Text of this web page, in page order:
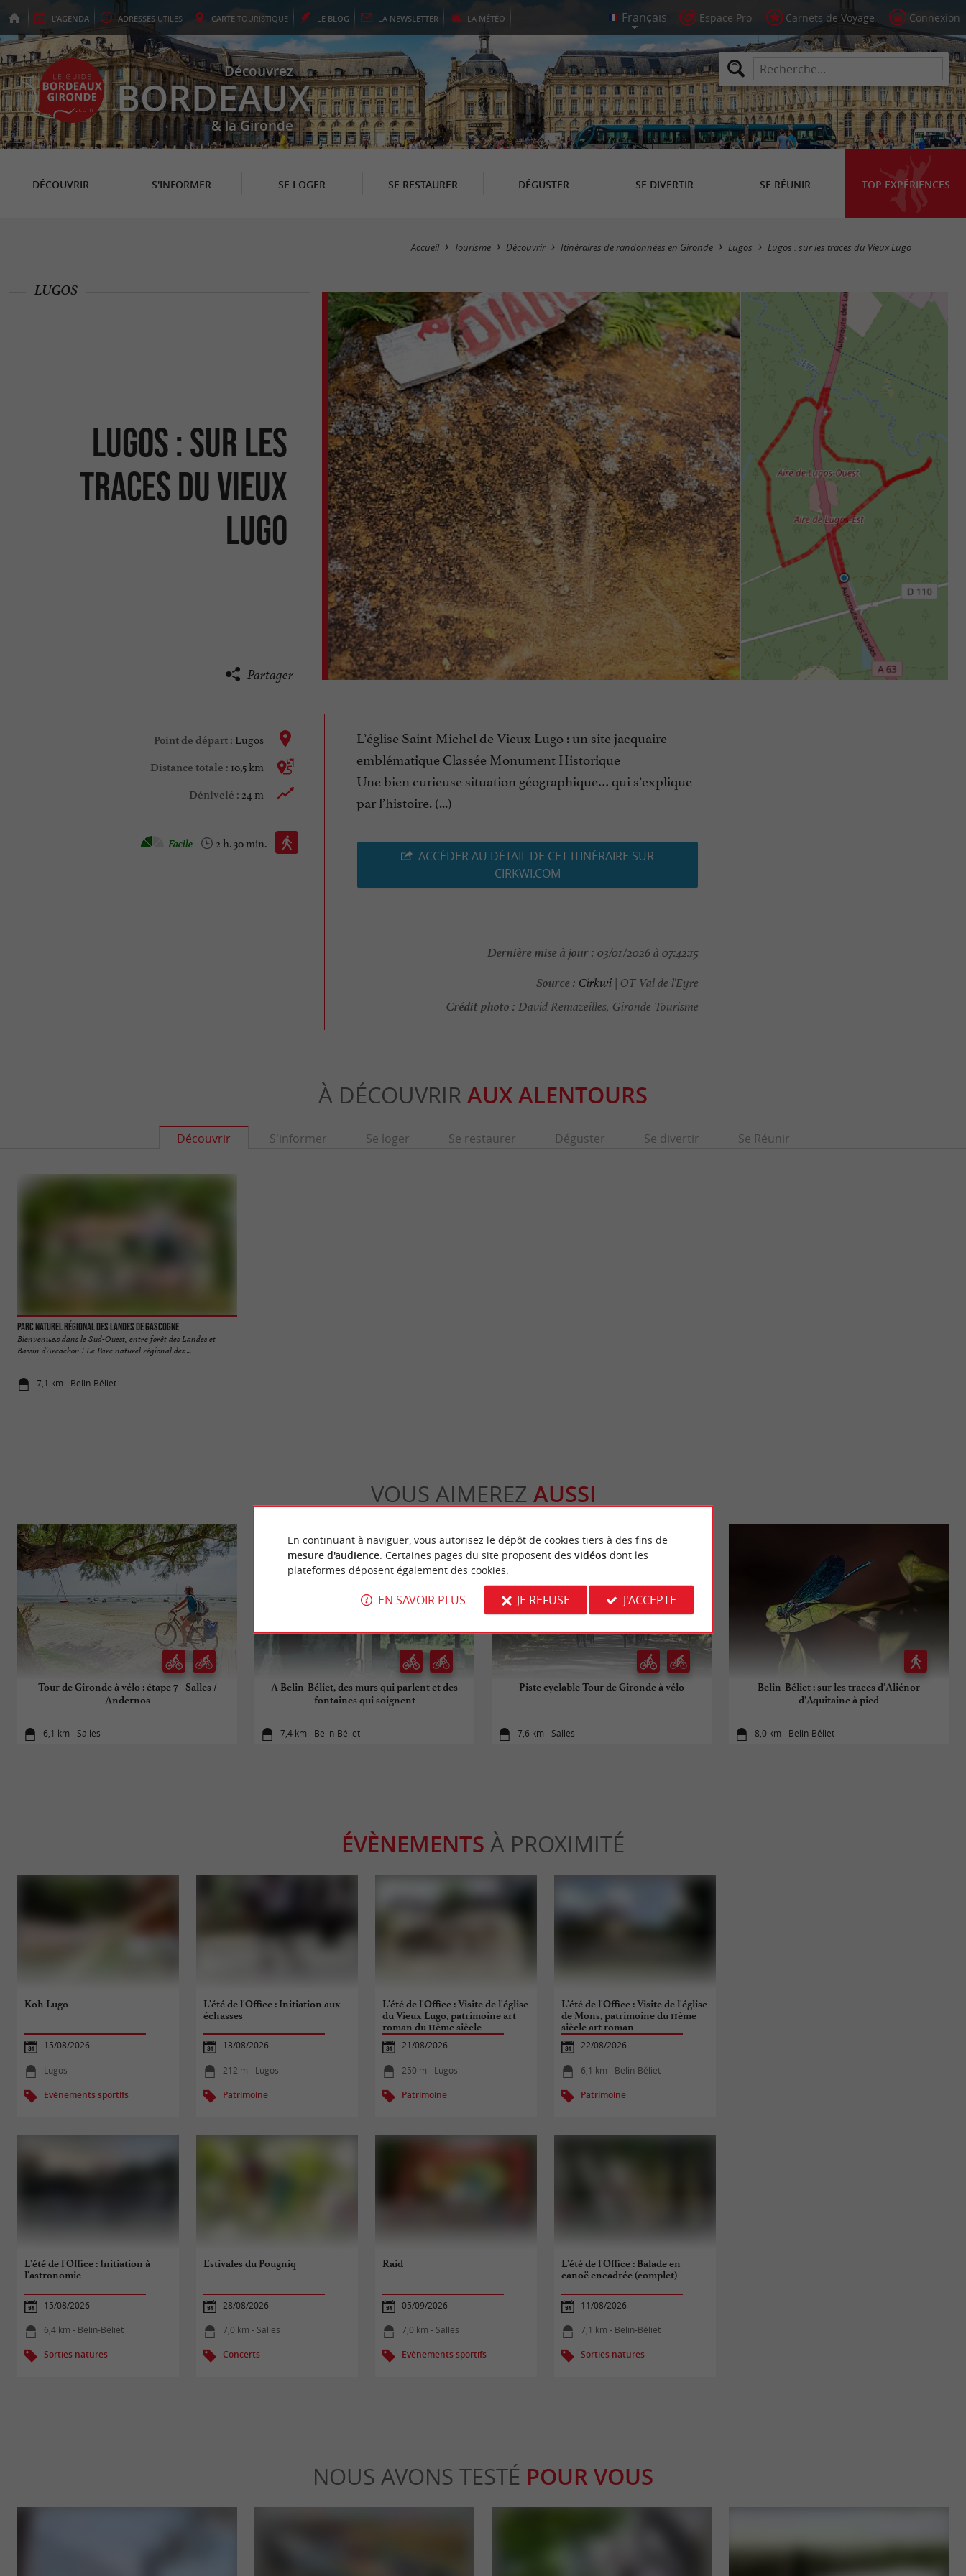
L'AGENDA ADRESSES UTILES CARTE TOURISTIQUE LE BLOG LA NEWSLETTER LA MÉTÉO Espace Pro Carnets de Voyage Connexion
Découvrez
BORDEAUX
& la Gironde
DÉCOUVRIR S'INFORMER SE LOGER SE RESTAURER DÉGUSTER SE DIVERTIR SE RÉUNIR TOP EXPÉRIENCES
Accueil Tourisme Découvrir Itinéraires de randonnées en Gironde Lugos Lugos : sur les traces du Vieux Lugo
Lugos : sur les
traces du Vieux
Lugo
LUGOS
Partager
Point de départ : Lugos
Distance totale : 10,5 km
Dénivelé : 24 m
Marche à pied :
2 h. 30 min.
Facile
L’église Saint-Michel de Vieux Lugo : un site jacquaire
emblématique Classée Monument Historique
Une bien curieuse situation géographique… qui s’explique
par l’histoire. (...)
ACCÉDER AU DÉTAIL DE CET ITINÉRAIRE SUR
CIRKWI.COM
Dernière mise à jour : 03/01/2026 à 07:42:15
Source : Cirkwi| OT Val de l'Eyre
Crédit photo : David Remazeilles, Gironde Tourisme
À DÉCOUVRIR AUX ALENTOURS
Découvrir S'informer Se loger Se restaurer Déguster Se divertir Se Réunir
Parc naturel régional des Landes de Gascogne
Bienvenu.e.s dans le Sud-Ouest, entre forêt des Landes et
Bassin d’Arcachon ! Le Parc naturel régional des ...
7,1 km - Belin-Béliet
VOUS AIMEREZ AUSSI
Tour de Gironde à vélo : étape 7 - Salles /
Andernos
6,1 km - Salles
A Belin-Béliet, des murs qui parlent et des
fontaines qui soignent
7,4 km - Belin-Béliet
Piste cyclable Tour de Gironde à vélo
7,6 km - Salles
Belin-Béliet : sur les traces d’Aliénor
d’Aquitaine à pied
8,0 km - Belin-Béliet
ÉVÈNEMENTS À PROXIMITÉ
Koh Lugo
15/08/2026
Lugos
Evènements sportifs
L'été de l'Office : Initiation aux
échasses
13/08/2026
212 m - Lugos
Patrimoine
L'été de l'Office : Visite de l'église
du Vieux Lugo, patrimoine art
roman du 11ème siècle
21/08/2026
250 m - Lugos
Patrimoine
L'été de l'Office : Visite de l'église
de Mons, patrimoine du 11ème
siècle art roman
22/08/2026
6,1 km - Belin-Béliet
Patrimoine
L'été de l'Office : Initiation à
l'astronomie
15/08/2026
6,4 km - Belin-Béliet
Sorties natures
Estivales du Pougniq
28/08/2026
7,0 km - Salles
Concerts
Raid
05/09/2026
7,0 km - Salles
Evènements sportifs
L'été de l'Office : Balade en
canoë encadrée (complet)
11/08/2026
7,1 km - Belin-Béliet
Sorties natures
NOUS AVONS TESTÉ POUR VOUS
En continuant à naviguer, vous autorisez le dépôt de cookies tiers à des fins de
mesure d'audience. Certaines pages du site proposent des vidéosdont les
plateformes déposent également des cookies.
EN SAVOIR PLUS JE REFUSE J'ACCEPTE